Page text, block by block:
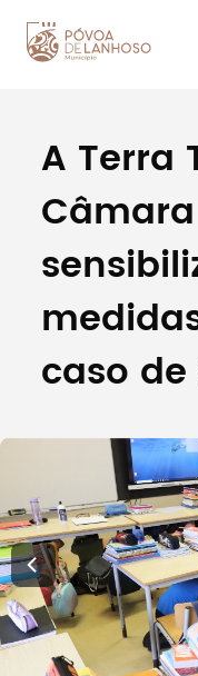
Procurar
Tipo de
A Terra
caso